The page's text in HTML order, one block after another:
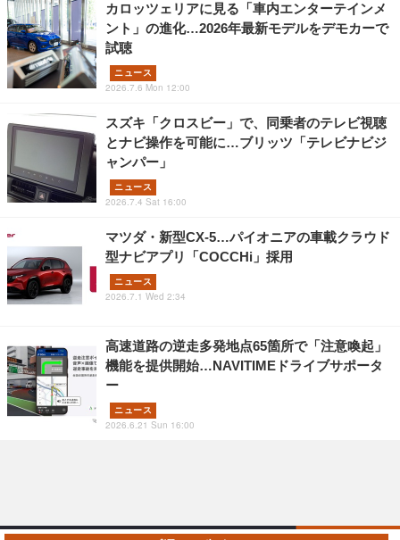
カロッツェリアに見る「車内エンターテインメ
ント」の進化…2026年最新モデルをデモカーで
試聴
ニュース
2026.7.6 Mon 12:00
スズキ「クロスビー」で、同乗者のテレビ視聴
とナビ操作を可能に…ブリッツ「テレビナビジ
ャンパー」
ニュース
2026.7.4 Sat 16:00
マツダ・新型CX-5…パイオニアの車載クラウド
型ナビアプリ「COCCHi」採用
ニュース
2026.7.1 Wed 2:34
高速道路の逆走多発地点65箇所で「注意喚起」
機能を提供開始…NAVITIMEドライブサポータ
ー
ニュース
2026.6.21 Sun 16:00